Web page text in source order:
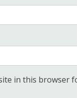
in this browser